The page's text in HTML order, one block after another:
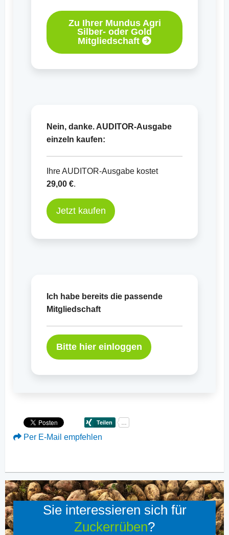
Zu Ihrer Mundus Agri
Silber- oder Gold
Mitgliedschaft
Nein, danke. AUDITOR-Ausgabe
einzeln kaufen:
Ihre AUDITOR-Ausgabe kostet
29,00 €.
Jetzt kaufen
Ich habe bereits die passende
Mitgliedschaft
Bitte hier einloggen
Per E-Mail empfehlen
Sie interessieren sich für
Zuckerrüben?